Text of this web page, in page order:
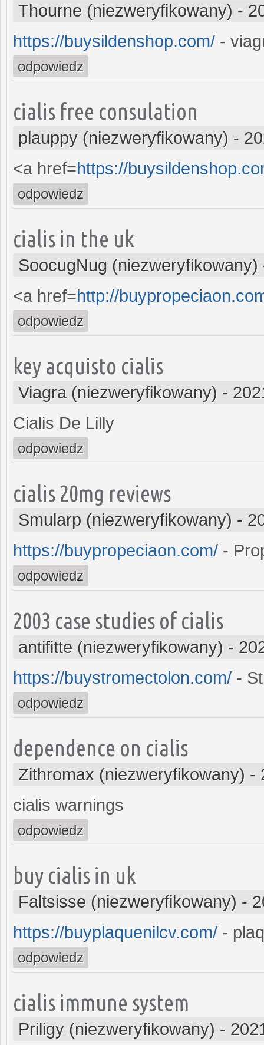
Thourne (niezweryfikowany) -
https://buysildenshop.com/ -
odpowiedz
cialis free consulation
plauppy (niezweryfikowany) -
<a href=https://
odpowiedz
cialis in the uk
SoocugNug (niezweryfikowany)
<a href=http://
odpowiedz
key acquisto cialis
Viagra (niezweryfikowany) -
Cialis De Lilly
odpowiedz
cialis 20mg reviews
Smularp (niezweryfikowany) -
https://buypropeciaon.com/ -
odpowiedz
2003 case studies of cialis
antifitte (niezweryfikowany) -
https://buystromectolon.com/ -
odpowiedz
dependence on cialis
Zithromax (niezweryfikowany) -
cialis warnings
odpowiedz
buy cialis in uk
Faltsisse (niezweryfikowany) -
https://buyplaquenilcv.com/ -
odpowiedz
cialis immune system
Priligy (niezweryfikowany) -